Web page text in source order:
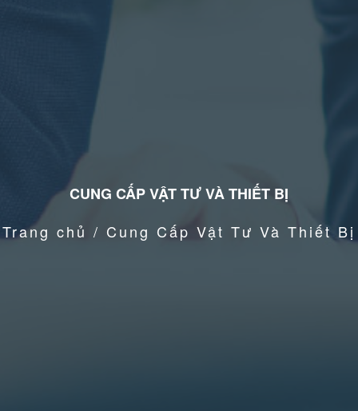
CUNG CẤP VẬT TƯ VÀ THIẾT BỊ
Trang chủ / Cung Cấp Vật Tư Và Thiết Bị